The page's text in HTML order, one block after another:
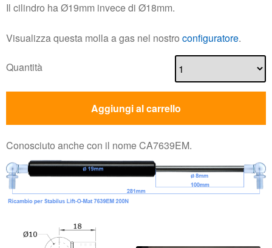
Il cilindro ha Ø19mm invece di Ø18mm.
Visualizza questa molla a gas nel nostro configuratore.
Quantità
Aggiungi al carrello
Conosciuto anche con il nome CA7639EM.